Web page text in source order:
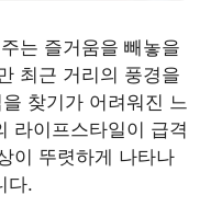
는 즐거움을 빼놓을
최근 거리의 풍경을
찾기가 어려워진 느
라이프스타일이 급격
이 뚜렷하게 나타나
다.